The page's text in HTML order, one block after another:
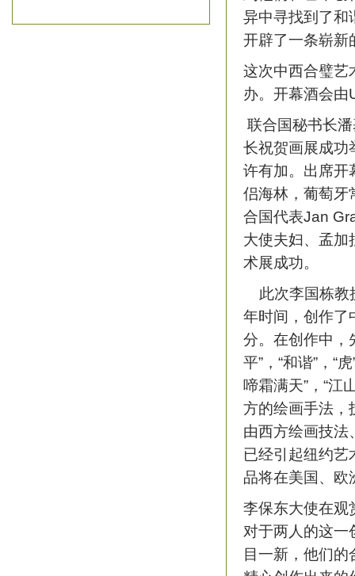
异中寻找到了和
开辟了一条崭新
这次中西合璧艺
办。开幕酒会由
联合国秘书长
长祝贺画展成功
许有加。出席开
侣海林，葡萄牙
合国代表Jan
大使夫妇、孟加
术展成功。
此次李国栋教
年时间，创作了
分。在创作中，
平”，“和谐”，“
啼霜满天”，“江
方的绘画手法，
由西方绘画技法
已经引起纽约艺
品将在美国、欧
李保东大使在观
对于两人的这一
目一新，他们